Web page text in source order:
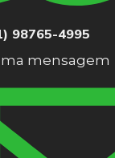
98765-4995
mensagem